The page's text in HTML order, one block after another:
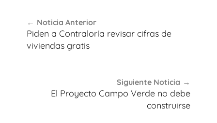
de
entradas
Noticia Anterior
Piden a Contraloría revisar cifras de
viviendas gratis
Siguiente Noticia
El Proyecto Campo Verde no debe
construirse